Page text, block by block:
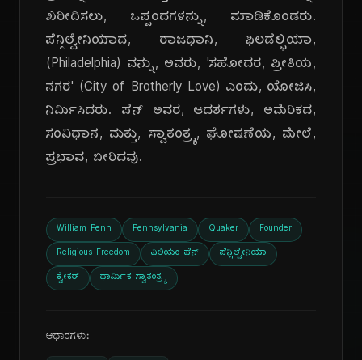
ಖರೀದಿಸಲು, ಒಪ್ಪಂದಗಳನ್ನು, ಮಾಡಿಕೊಂಡರು.
ಪೆನ್ಸಿಲ್ವೇನಿಯಾದ, ರಾಜಧಾನಿ, ಫಿಲಡೆಲ್ಫಿಯಾ,
(Philadelphia) ವನ್ನು, ಅವರು, 'ಸಹೋದರ, ಪ್ರೀತಿಯ,
ನಗರ' (City of Brotherly Love) ಎಂದು, ಯೋಜಿಸಿ,
ನಿರ್ಮಿಸಿದರು. ಪೆನ್ ಅವರ, ಆದರ್ಶಗಳು, ಅಮೆರಿಕದ,
ಸಂವಿಧಾನ, ಮತ್ತು, ಸ್ವಾತಂತ್ರ್ಯ, ಘೋಷಣೆಯ, ಮೇಲೆ,
ಪ್ರಭಾವ, ಬೀರಿದವು.
William Penn Pennsylvania Quaker Founder
Religious Freedom ವಿಲಿಯಂ ಪೆನ್ ಪೆನ್ಸಿಲ್ವೇನಿಯಾ
ಕ್ವೇಕರ್ ಧಾರ್ಮಿಕ ಸ್ವಾತಂತ್ರ್ಯ
ಆಧಾರಗಳು: